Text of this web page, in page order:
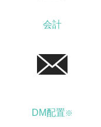
会計
DM配置 ※